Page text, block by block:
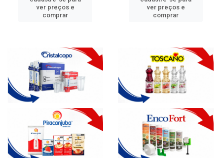
ver preços e
comprar
ver preços e
comprar